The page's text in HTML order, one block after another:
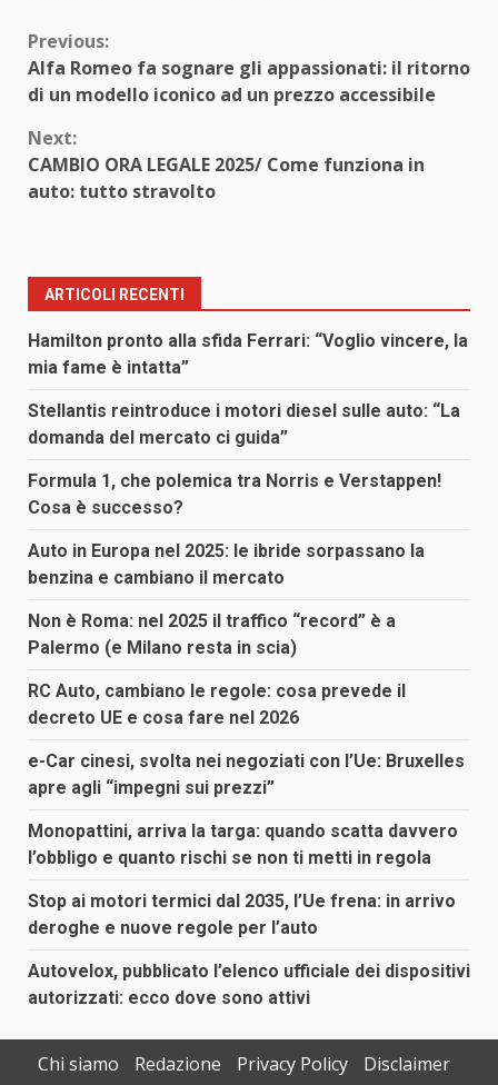
Continue
Reading
Previous:
Alfa Romeo fa sognare gli appassionati: il ritorno
di un modello iconico ad un prezzo accessibile
Next:
CAMBIO ORA LEGALE 2025/ Come funziona in
auto: tutto stravolto
ARTICOLI RECENTI
Hamilton pronto alla sfida Ferrari: “Voglio vincere, la
mia fame è intatta”
Stellantis reintroduce i motori diesel sulle auto: “La
domanda del mercato ci guida”
Formula 1, che polemica tra Norris e Verstappen!
Cosa è successo?
Auto in Europa nel 2025: le ibride sorpassano la
benzina e cambiano il mercato
Non è Roma: nel 2025 il traffico “record” è a
Palermo (e Milano resta in scia)
RC Auto, cambiano le regole: cosa prevede il
decreto UE e cosa fare nel 2026
e-Car cinesi, svolta nei negoziati con l’Ue: Bruxelles
apre agli “impegni sui prezzi”
Monopattini, arriva la targa: quando scatta davvero
l’obbligo e quanto rischi se non ti metti in regola
Stop ai motori termici dal 2035, l’Ue frena: in arrivo
deroghe e nuove regole per l’auto
Autovelox, pubblicato l’elenco ufficiale dei dispositivi
autorizzati: ecco dove sono attivi
Chi siamo Redazione Privacy Policy Disclaimer